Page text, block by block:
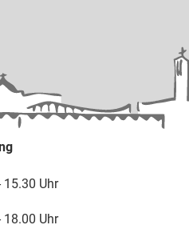
15.30 Uhr
18.00 Uhr